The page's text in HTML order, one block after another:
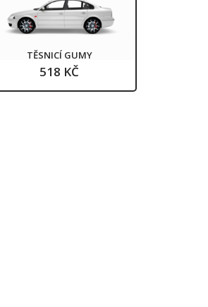
TĚSNICÍ GUMY
518 KČ